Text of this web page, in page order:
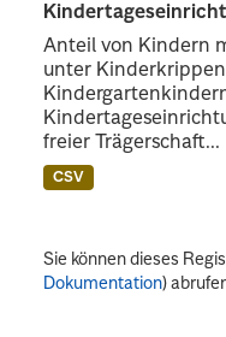
Anteil von Kindern
unter
freier Trägerschaft...
CSV
Sie können dieses
Dokumentation)